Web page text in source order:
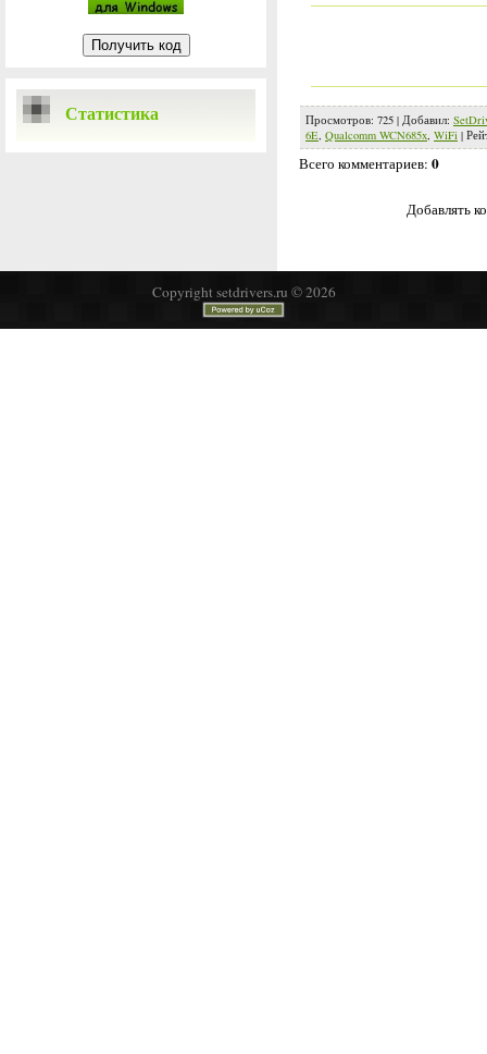
Статистика Просмотров: 725 | Добавил:
6E, Qualcomm WCN685x, WiFi |
Всего комментариев: 0
Добавлять
Copyright setdrivers.ru © 2026